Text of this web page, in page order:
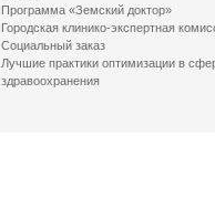
Программа «Земский доктор»
Городская клинико-экспертная
Социальный заказ
Лучшие практики оптимизации в
здравоохранения